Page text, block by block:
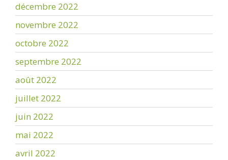
décembre 2022
novembre 2022
octobre 2022
septembre 2022
août 2022
juillet 2022
juin 2022
mai 2022
avril 2022